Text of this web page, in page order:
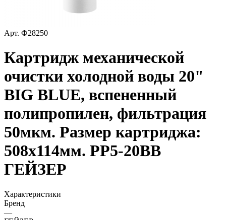
Арт. Ф28250
Картридж механической
очистки холодной воды 20"
BIG BLUE, вспененный
полипропилен, фильтрация
50мкм. Размер картриджа:
508х114мм. PP5-20ВВ
ГЕЙЗЕР
Характеристики
Бренд
—